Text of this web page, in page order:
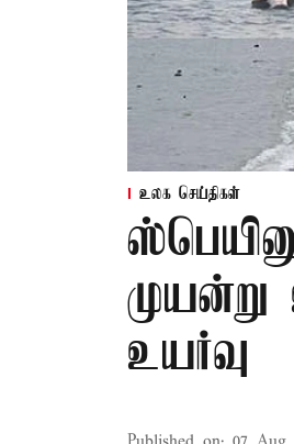
உலக செய்திகள்
உயர்வு